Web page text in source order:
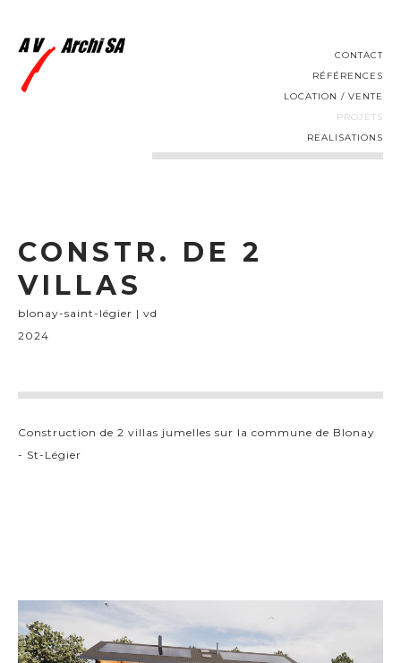
CONTACT
RÉFÉRENCES
LOCATION / VENTE
PROJETS
REALISATIONS
CONSTR. DE 2
VILLAS
blonay-saint-légier | vd
2024
Construction de 2 villas jumelles sur la commune de Blonay
- St-Légier